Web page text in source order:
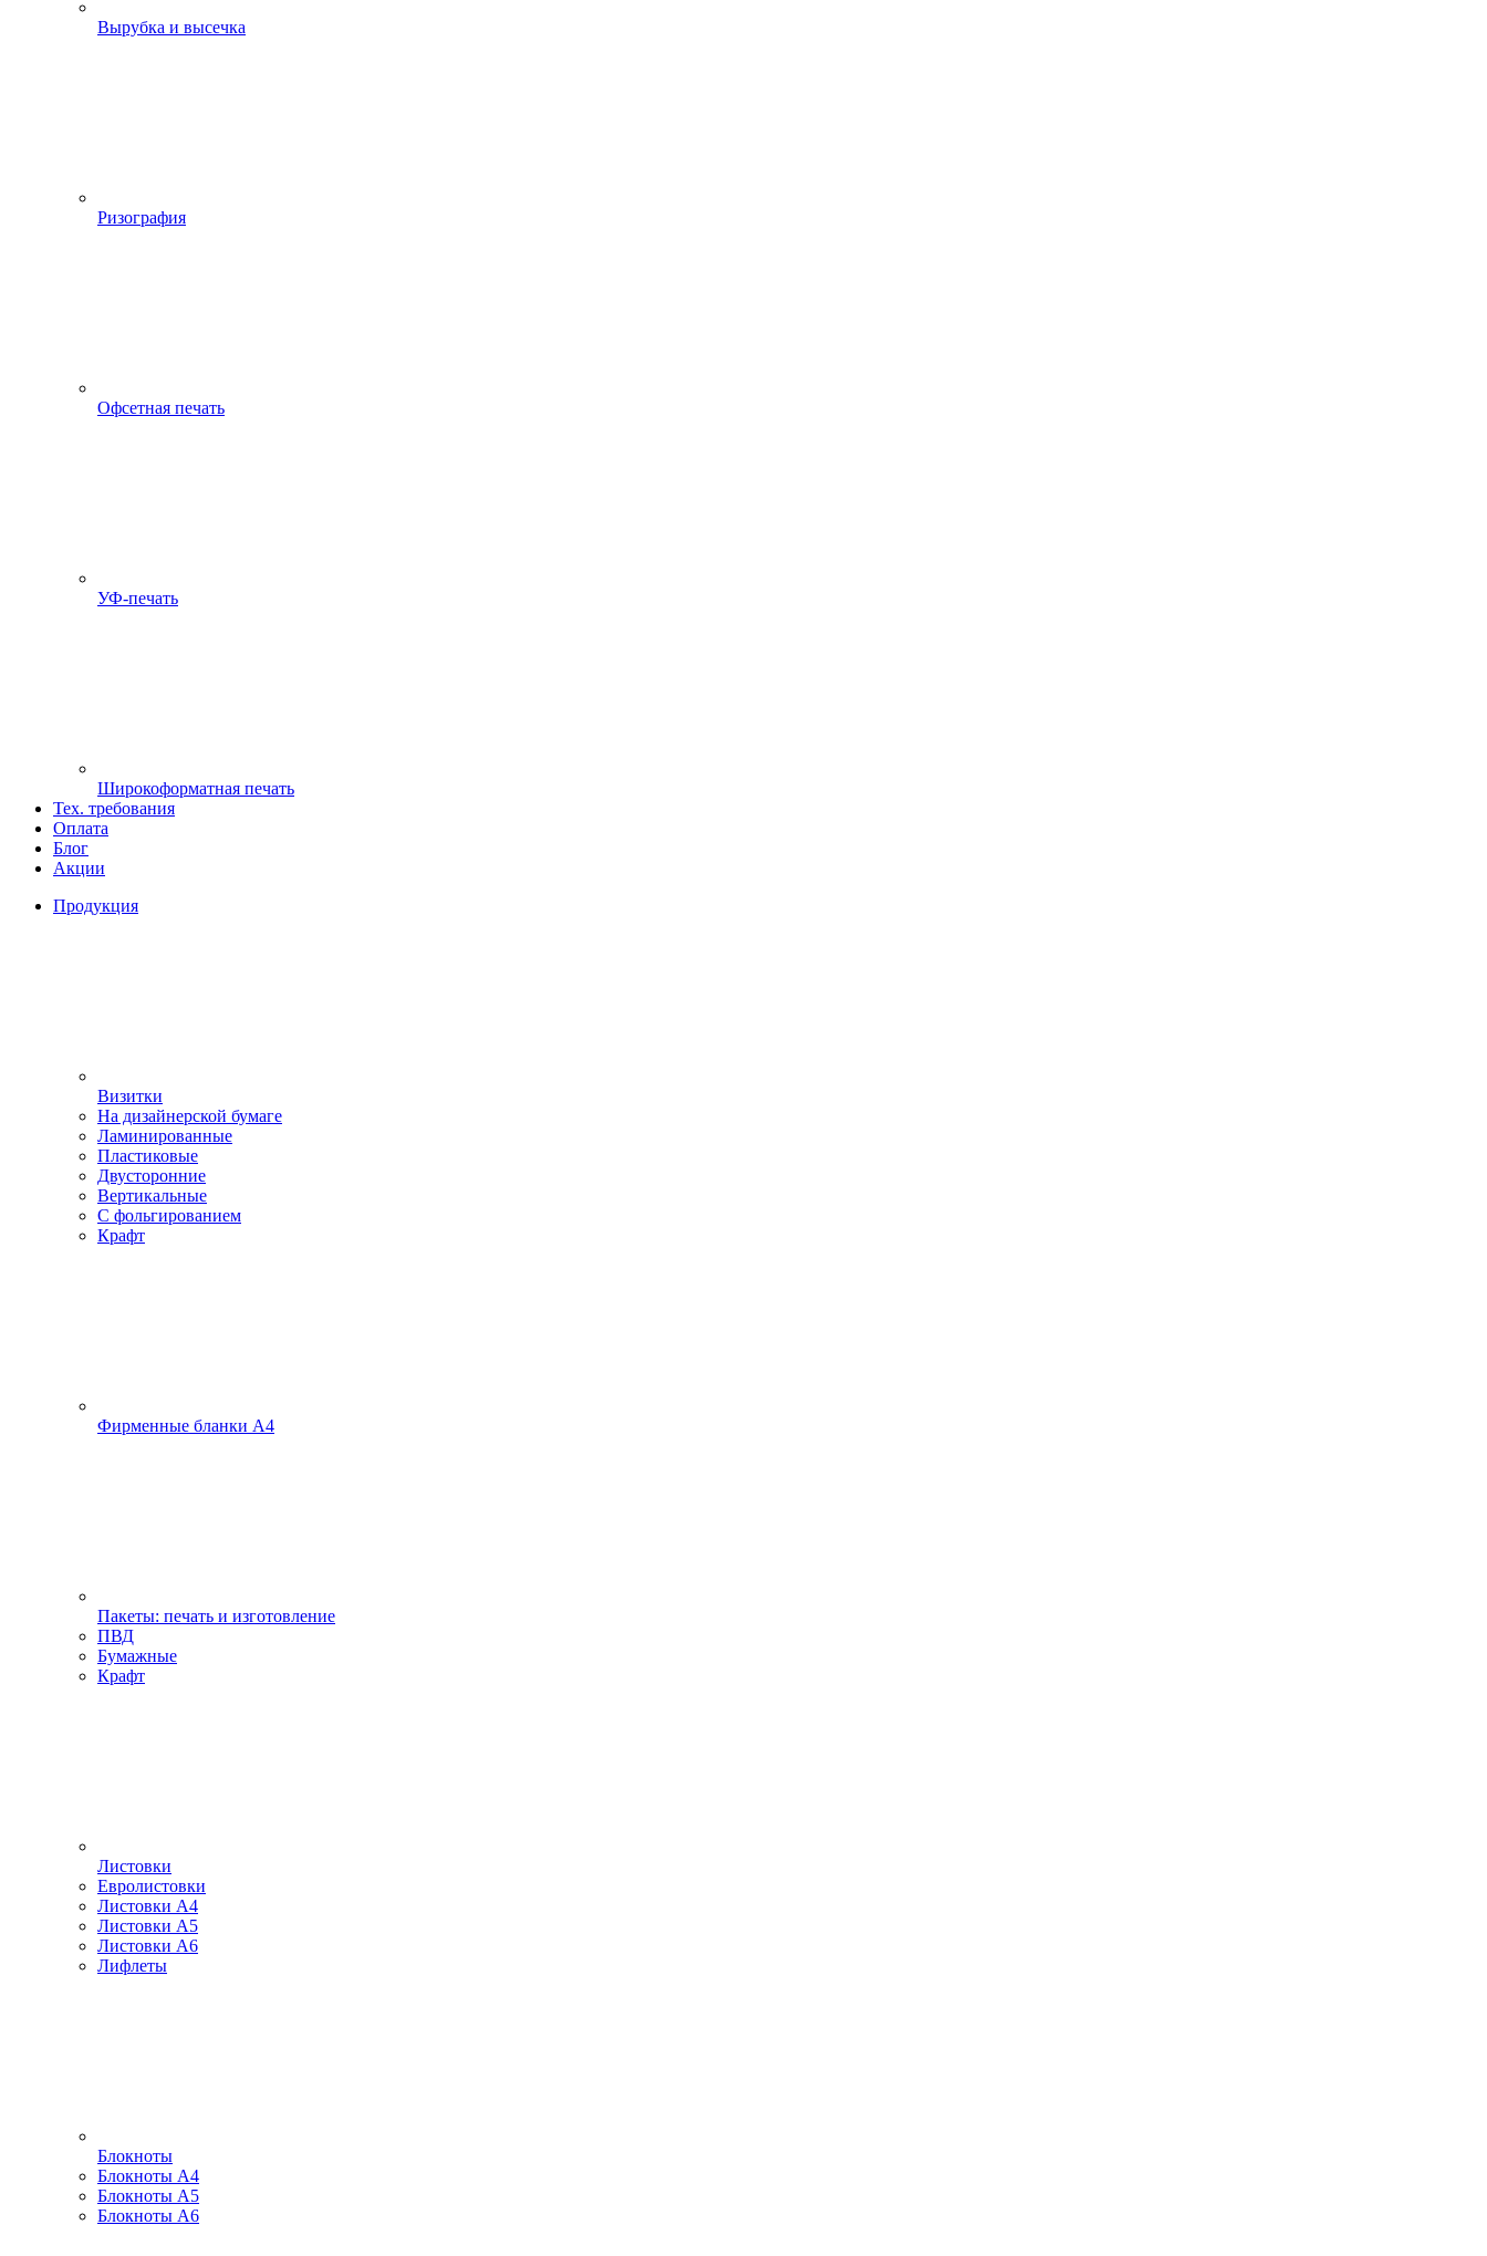
Вырубка и высечка
Ризография
Офсетная печать
УФ-печать
Широкоформатная печать
Тех. требования
Оплата
Блог
Акции
Продукция
Визитки
На дизайнерской бумаге
Ламинированные
Пластиковые
Двусторонние
Вертикальные
С фольгированием
Крафт
Фирменные бланки А4
Пакеты: печать и изготовление
ПВД
Бумажные
Крафт
Листовки
Евролистовки
Листовки А4
Листовки А5
Листовки А6
Лифлеты
Блокноты
Блокноты А4
Блокноты А5
Блокноты А6